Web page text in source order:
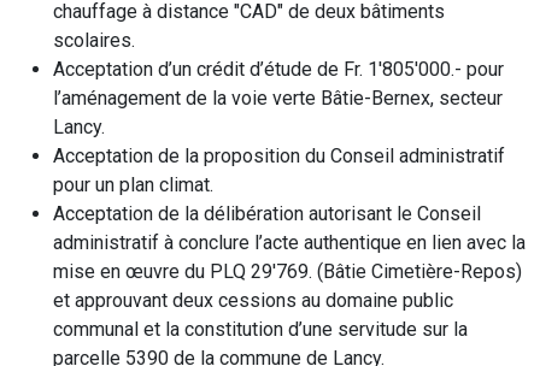
chauffage à distance "CAD" de deux bâtiments
scolaires.
Acceptation d’un crédit d’étude de Fr. 1'805'000.- pour
l’aménagement de la voie verte Bâtie-Bernex, secteur
Lancy.
Acceptation de la proposition du Conseil administratif
pour un plan climat.
Acceptation de la délibération autorisant le Conseil
administratif à conclure l’acte authentique en lien avec la
mise en œuvre du PLQ 29'769. (Bâtie Cimetière-Repos)
et approuvant deux cessions au domaine public
communal et la constitution d’une servitude sur la
parcelle 5390 de la commune de Lancy.